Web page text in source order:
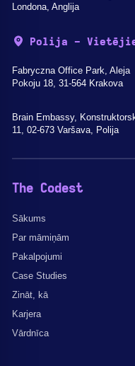
Londona, Anglija
Polija -
Fabryczna Office Park, Aleja
Pokoju 18, 31-564 Krakova
Brain Embassy,
11, 02-673 Varšava, Polija
The Codest
Sākums
Par māmiņām
Pakalpojumi
Case Studies
Zināt, kā
Karjera
Vārdnīca